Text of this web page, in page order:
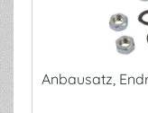
Anbausatz,